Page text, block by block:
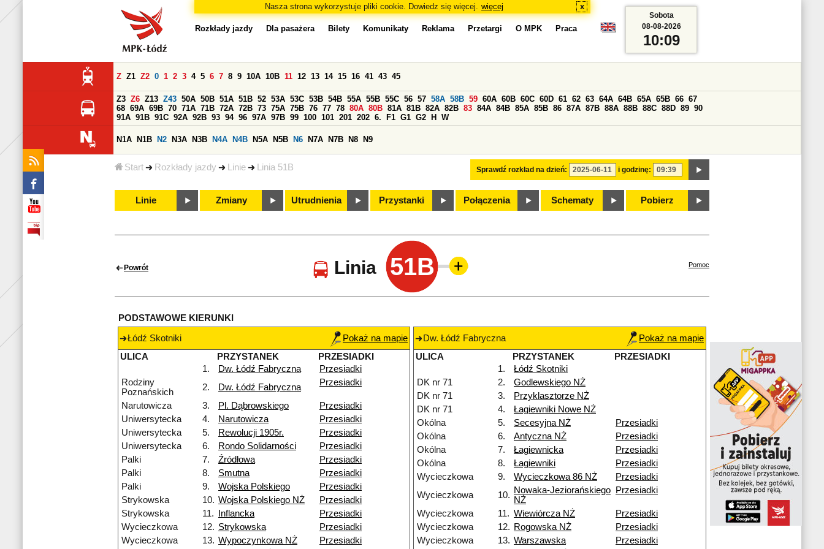
Nasza strona wykorzystuje pliki cookie. Dowiedz się więcej. więcej x
Start Rozkłady jazdy Linie Linia 51B
Rozkłady jazdy Dla pasażera Bilety Komunikaty Reklama Przetargi O MPK Praca
Sprawdź rozkład na dzień: i godzinę:
Z Z1 Z2 0 1 2 3 4 5 6 7 8 9 10A 10B 11 12 13 14 15 16 41 43 45
Z3 Z6 Z13 Z43 50A 50B 51A 51B 52 53A 53C 53B 54B 55A 55B 55C 56 57 58A 58B 59 60A 60B 60C 60D 61 62 63 64A 64B 65A 65B 66 67
68 69A 69B 70 71A 71B 72A 72B 73 75A 75B 76 77 78 80A 80B 81A 81B 82A 82B 83 84A 84B 85A 85B 86 87A 87B 88A 88B 88C 88D 89 90
91A 91B 91C 92A 92B 93 94 96 97A 97B 99 100 101 201 202 6. F1 G1 G2 H W
N1A N1B N2 N3A N3B N4A N4B N5A N5B N6 N7A N7B N8 N9
Linie Zmiany Utrudnienia Przystanki Połączenia Schematy Pobierz
Sobota
08-08-2026
10:09
Powrót Linia 51B Pomoc
PODSTAWOWE KIERUNKI
Łódź Skotniki
Pokaż na mapie
ULICA
PRZYSTANEK
PRZESIADKI
1.
Dw. Łódź Fabryczna
Przesiadki
Rodziny
Poznańskich
2. Dw. Łódź Fabryczna Przesiadki
Narutowicza 3. Pl. Dąbrowskiego
Przesiadki
Uniwersytecka
4. Narutowicza
Przesiadki
Uniwersytecka
5. Rewolucji 1905r.
Przesiadki
Uniwersytecka
6. Rondo Solidarności
Przesiadki
Palki
7. Źródłowa
Przesiadki
Palki
8. Smutna
Przesiadki
Palki
9. Wojska Polskiego
Przesiadki
Strykowska
10. Wojska Polskiego NŻ
Przesiadki
Strykowska
11. Inflancka
Przesiadki
Wycieczkowa
12. Strykowska
Przesiadki
Wycieczkowa
13. Wypoczynkowa NŻ Przesiadki
Dw. Łódź Fabryczna
Pokaż na mapie
ULICA
PRZYSTANEK
PRZESIADKI
1.
Łódź Skotniki
DK nr 71
2.
Godlewskiego NŻ
DK nr 71
3.
Przyklasztorze NŻ
DK nr 71
4.
Łagiewniki Nowe NŻ
Okólna
5. Secesyjna NŻ
Przesiadki
Okólna
6. Antyczna NŻ
Przesiadki
Okólna
7. Łagiewnicka
Przesiadki
Okólna
8. Łagiewniki
Przesiadki
Wycieczkowa
9. Wycieczkowa 86 NŻ
Przesiadki
Wycieczkowa
10. Nowaka-Jeziorańskiego
NŻ
Przesiadki
Wycieczkowa 11. Wiewiórcza NŻ
Przesiadki
Wycieczkowa
12. Rogowska NŻ
Przesiadki
Wycieczkowa
13. Warszawska Przesiadki